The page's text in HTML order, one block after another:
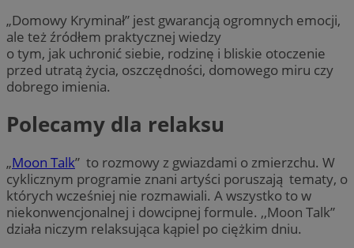
„Domowy Kryminał” jest gwarancją ogromnych emocji,
ale też źródłem praktycznej wiedzy
o tym, jak uchronić siebie, rodzinę i bliskie otoczenie
przed utratą życia, oszczędności, domowego miru czy
dobrego imienia.
Polecamy dla relaksu
„Moon Talk” to rozmowy z gwiazdami o zmierzchu. W
cyklicznym programie znani artyści poruszają tematy, o
których wcześniej nie rozmawiali. A wszystko to w
niekonwencjonalnej i dowcipnej formule. ,,Moon Talk”
działa niczym relaksująca kąpiel po ciężkim dniu.